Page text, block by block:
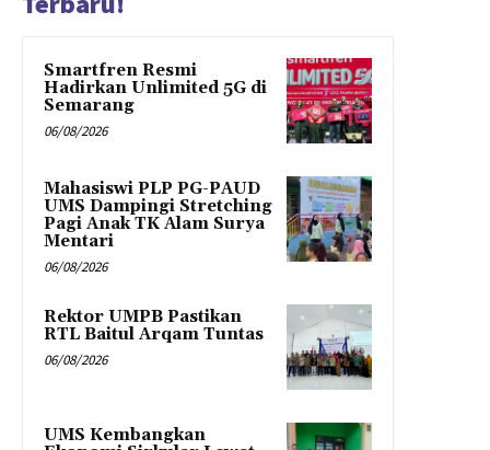
Smartfren Resmi
Hadirkan Unlimited 5G di
Semarang
06/08/2026
Mahasiswi PLP PG-PAUD
UMS Dampingi Stretching
Pagi Anak TK Alam Surya
Mentari
06/08/2026
Rektor UMPB Pastikan
RTL Baitul Arqam Tuntas
06/08/2026
UMS Kembangkan